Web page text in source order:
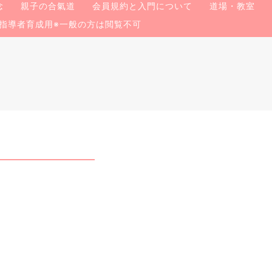
親子の合氣道 会員規約と入門について
道場・教室
導者育成用※一般の方は閲覧不可